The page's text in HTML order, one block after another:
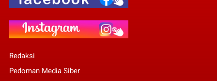
Redaksi
Pedoman Media Siber